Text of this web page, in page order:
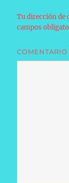
Tu dirección de
campos
COMENTARIO